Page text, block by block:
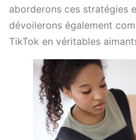
aborderons ces stratégies
dévoilerons également
TikTok en véritables